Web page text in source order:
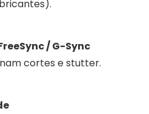
/ G-Sync
cortes e stutter.